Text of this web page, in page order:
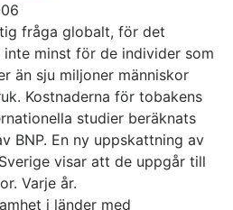
fråga globalt, för det
inte minst för de individer som
än sju miljoner människor
Kostnaderna för tobakens
studier beräknats
BNP. En ny uppskattning av
visar att de uppgår till
Varje år.
i länder med